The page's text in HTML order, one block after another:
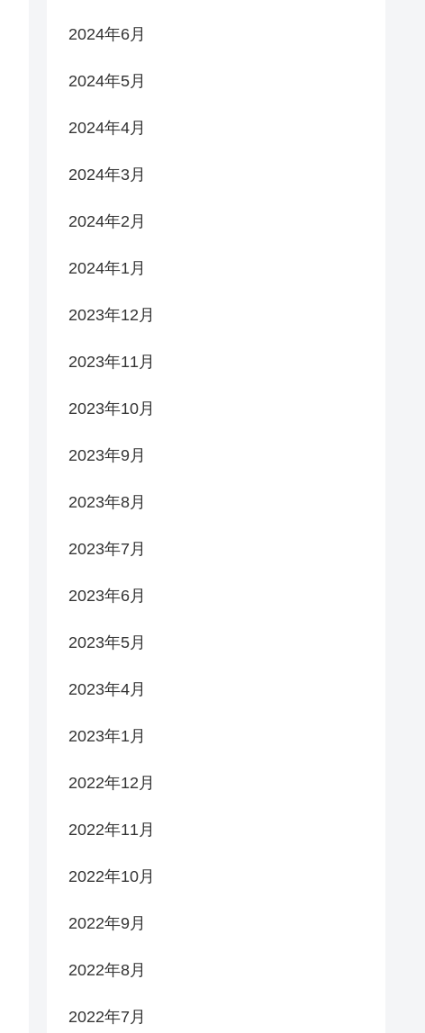
2024年6月
2024年5月
2024年4月
2024年3月
2024年2月
2024年1月
2023年12月
2023年11月
2023年10月
2023年9月
2023年8月
2023年7月
2023年6月
2023年5月
2023年4月
2023年1月
2022年12月
2022年11月
2022年10月
2022年9月
2022年8月
2022年7月